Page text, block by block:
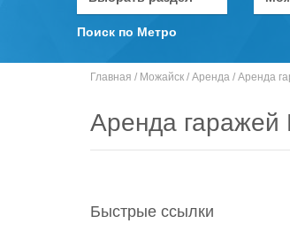
Поиск по Метро
Главная / Можайск / Аренда / Аренда
Аренда гаражей
Быстрые ссылки